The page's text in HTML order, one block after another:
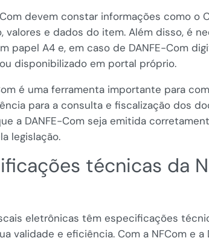
Com devem constar informações como o
valores e dados do item. Além disso, é
papel A4 e, em caso de DANFE-Com
disponibilizado em portal próprio.
é uma ferramenta importante para
para a consulta e fiscalização dos
a DANFE-Com seja emitida
legislação.
técnicas da
eletrônicas têm especificações
validade e eficiência. Com a NFCom e